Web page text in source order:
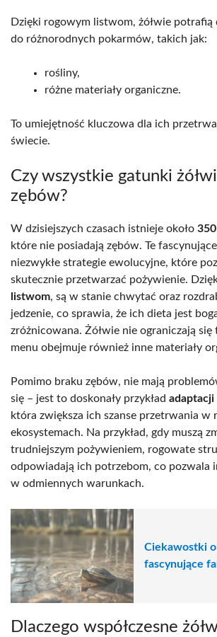
Dzięki rogowym listwom, żółwie potrafią
do różnorodnych pokarmów, takich jak:
rośliny,
różne materiały organiczne.
To umiejętność kluczowa dla ich
świecie.
Czy wszystkie gatunki
zębów?
W dzisiejszych czasach istnieje około
które nie posiadają zębów. Te
niezwykłe strategie ewolucyjne, które
skutecznie przetwarzać pożywienie.
listwom, są w stanie chwytać oraz
jedzenie, co sprawia, że ich dieta jest
zróżnicowana. Żółwie nie ograniczają
menu obejmuje również inne materiały
Pomimo braku zębów, nie mają
się – jest to doskonały przykład
która zwiększa ich szanse przetrwania w
ekosystemach. Na przykład, gdy muszą
trudniejszym pożywieniem, rogowate
odpowiadają ich potrzebom, co pozwala
w odmiennych warunkach.
Ciekawostki o
fascynujące
Dlaczego współczesne